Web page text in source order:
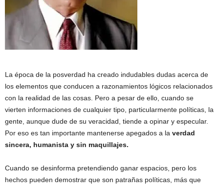
La época de la posverdad ha creado indudables dudas acerca de
los elementos que conducen a razonamientos lógicos relacionados
con la realidad de las cosas. Pero a pesar de ello, cuando se
vierten informaciones de cualquier tipo, particularmente políticas, la
gente, aunque dude de su veracidad, tiende a opinar y especular.
Por eso es tan importante mantenerse apegados a la verdad
sincera, humanista y sin maquillajes.
Cuando se desinforma pretendiendo ganar espacios, pero los
hechos pueden demostrar que son patrañas políticas, más que